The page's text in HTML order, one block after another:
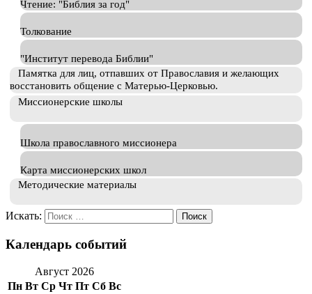
Чтение: "Библия за год"
Толкование
"Институт перевода Библии"
Памятка для лиц, отпавших от Православия и желающих
восстановить общение с Матерью-Церковью.
Миссионерские школы
Школа православного миссионера
Карта миссионерских школ
Методические материалы
Искать:
Календарь событий
Август 2026
Пн Вт Ср Чт Пт Сб Вс